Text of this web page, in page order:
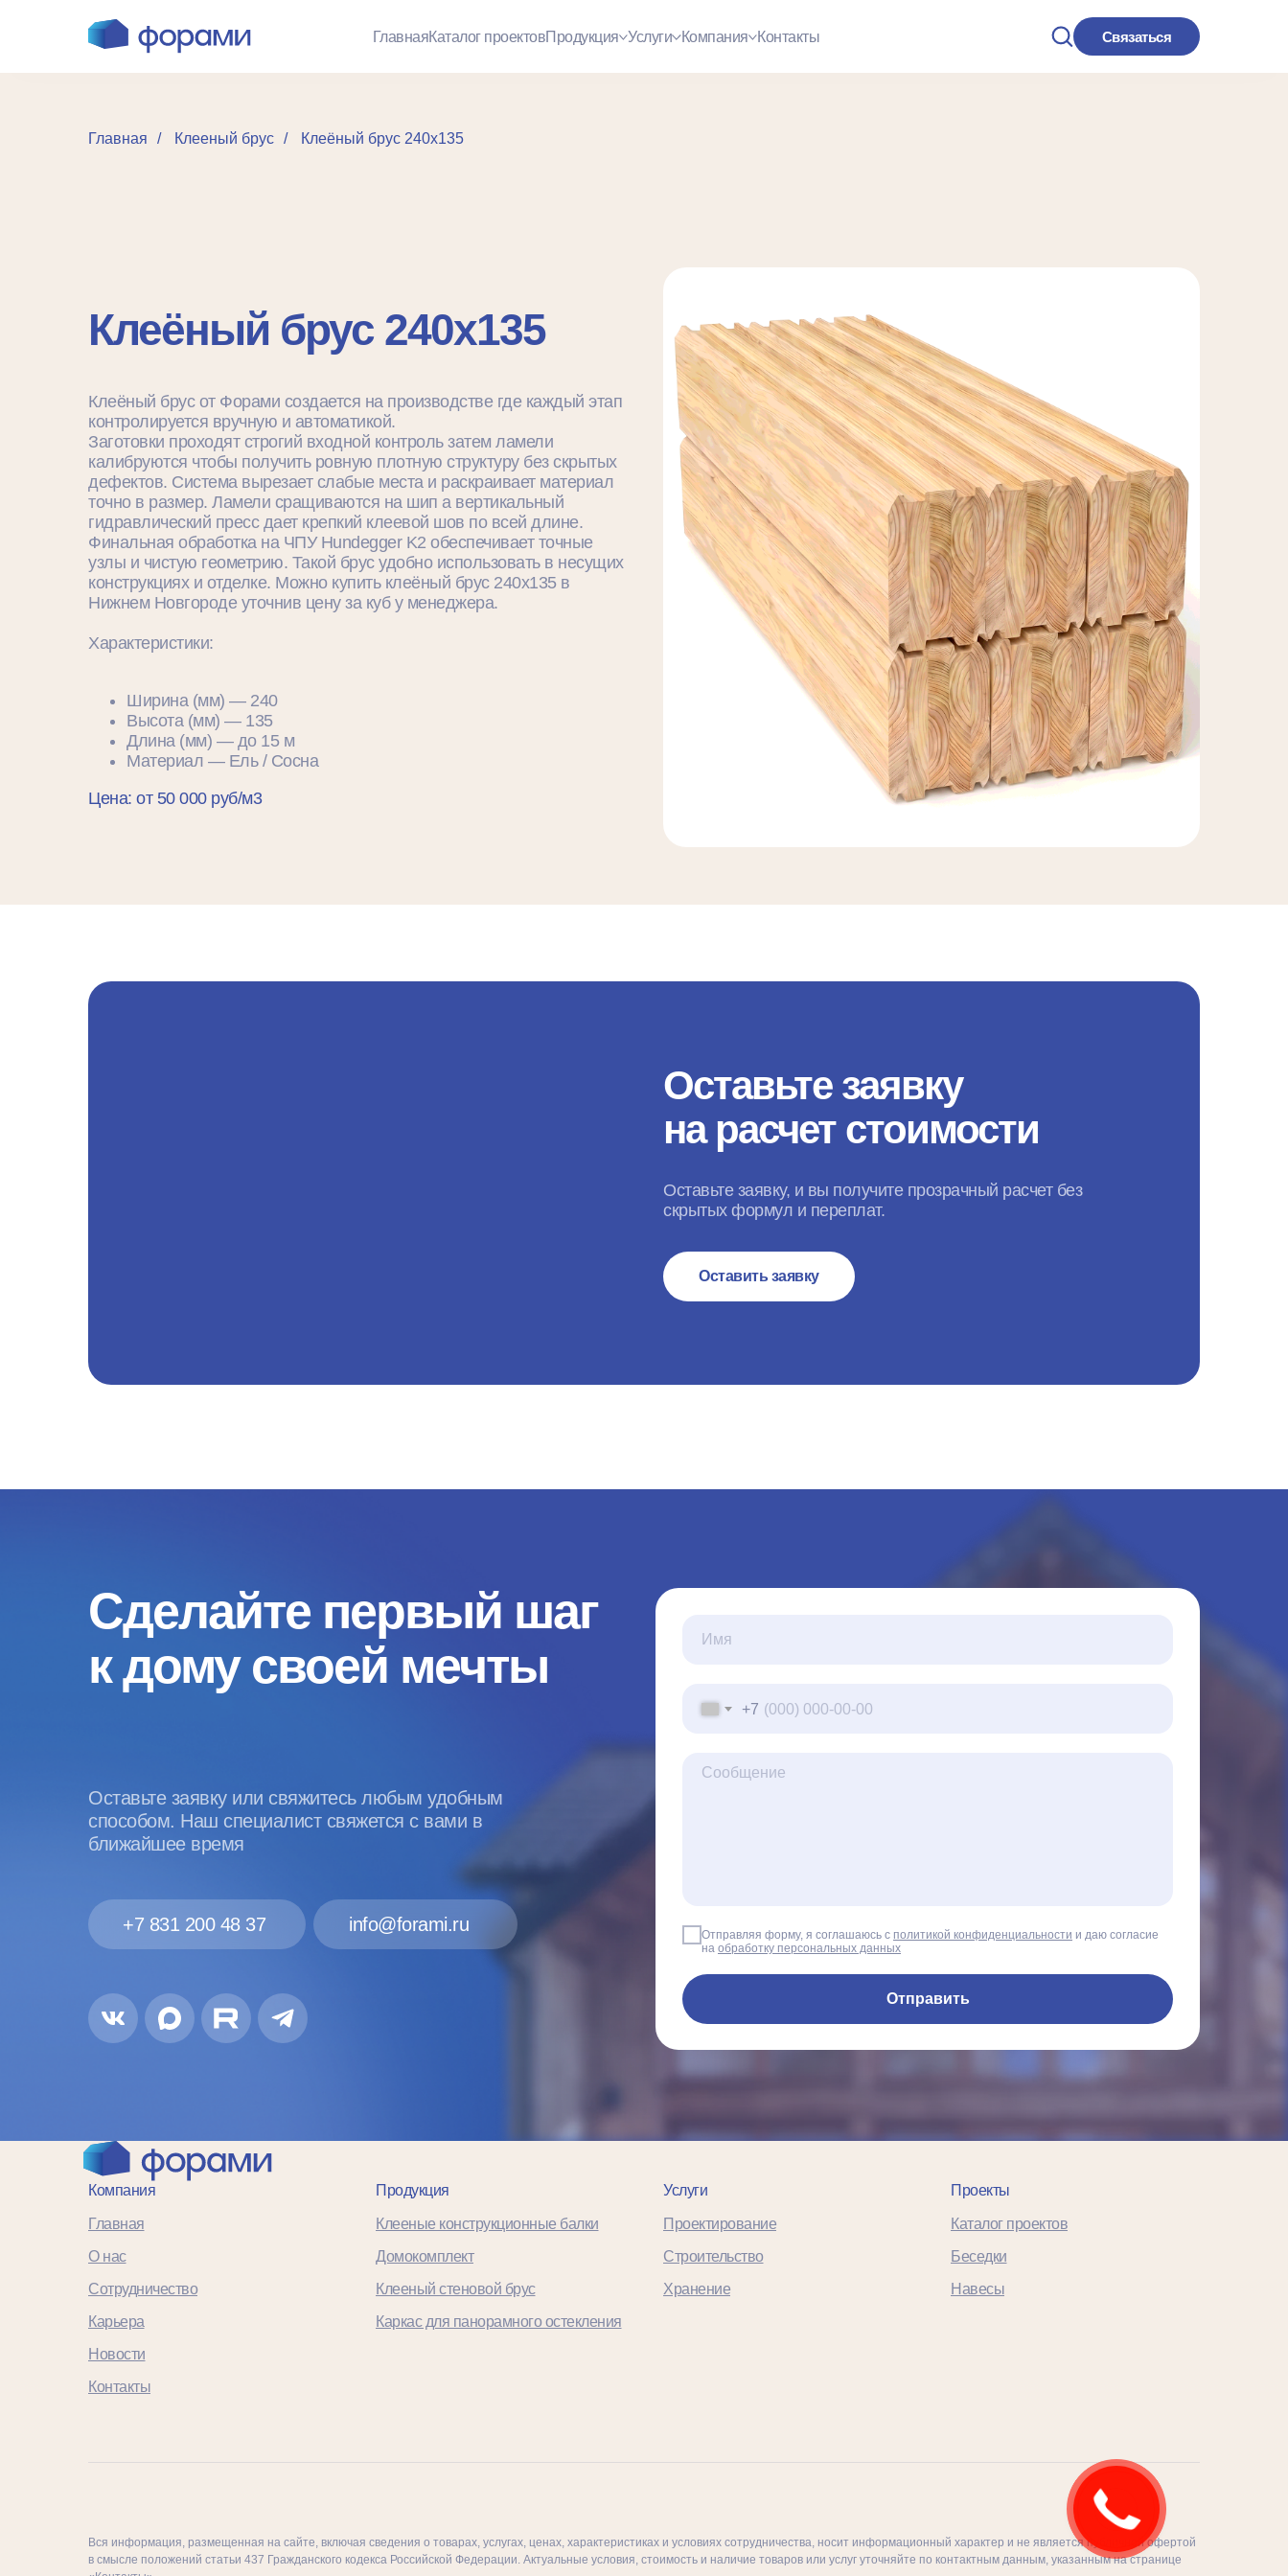
ГлавнаяКаталог проектовПродукция Услуги Компания Контакты Связаться
Главная / Клееный брус / Клеёный брус 240x135
Клеёный брус 240x135
Клеёный брус от Форами создается на производстве где каждый этап
контролируется вручную и автоматикой.
Заготовки проходят строгий входной контроль затем ламели
калибруются чтобы получить ровную плотную структуру без скрытых
дефектов. Система вырезает слабые места и раскраивает материал
точно в размер. Ламели сращиваются на шип а вертикальный
гидравлический пресс дает крепкий клеевой шов по всей длине.
Финальная обработка на ЧПУ Hundegger K2 обеспечивает точные
узлы и чистую геометрию. Такой брус удобно использовать в несущих
конструкциях и отделке. Можно купить клеёный брус 240x135 в
Нижнем Новгороде уточнив цену за куб у менеджера.
Характеристики:
Ширина (мм) — 240
Высота (мм) — 135
Длина (мм) — до 15 м
Материал — Eль / Cосна
Цена: от 50 000 руб/м3
Оставить заявку
Оставьте заявку, и вы получите прозрачный расчет без
скрытых формул и переплат.
Оставьте заявку
на расчет стоимости
Сделайте первый шаг
к дому своей мечты
Оставьте заявку или свяжитесь любым удобным
способом. Наш специалист свяжется с вами в
ближайшее время
info@forami.ru
+7 831 200 48 37
+7
Отправляя форму, я соглашаюсь с политикой конфиденциальности и даю согласие
на обработку персональных данных
Отправить
Компания
Главная
О нас
Сотрудничество
Карьера
Новости
Контакты
Продукция
Клееные конструкционные балки
Домокомплект
Клееный стеновой брус
Каркас для панорамного остекления
Услуги
Проектирование
Строительство
Хранение
Проекты
Каталог проектов
Беседки
Навесы
Вся информация, размещенная на сайте, включая сведения о товарах, услугах, ценах, характеристиках и условиях сотрудничества, носит информационный характер и не является публичной офертой
в смысле положений статьи 437 Гражданского кодекса Российской Федерации. Актуальные условия, стоимость и наличие товаров или услуг уточняйте по контактным данным, указанным на странице